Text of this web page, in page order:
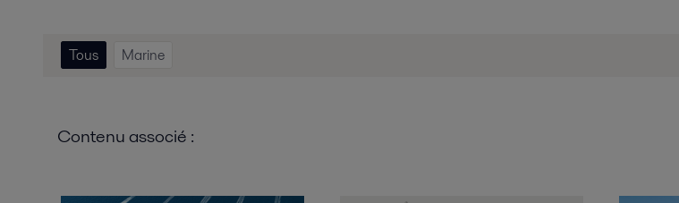
Tous Marine
Contenu associé :